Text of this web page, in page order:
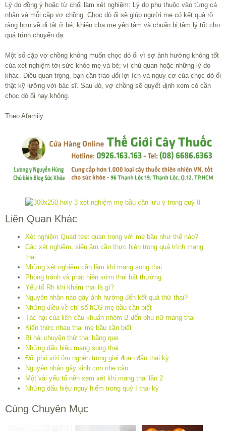
Lý do đồng ý hoặc từ chối làm xét nghiệm: Lý do phụ thuộc vào từng cá
nhân và mỗi cặp vợ chồng. Chọc dò ối sẽ giúp người mẹ có kết quả rõ
ràng hơn về dị tật ở bé, khiến cha mẹ yên tâm và chuẩn bị tâm lý tốt cho
quá trình chuyển dạ.
Một số cặp vợ chồng không muốn chọc dò ối vì sợ ảnh hưởng không tốt
của xét nghiệm tới sức khỏe mẹ và bé; vì chủ quan hoặc những lý do
khác. Điều quan trọng, bạn cần trao đổi lợi ích và nguy cơ của chọc dò ối
thật kỹ lưỡng với bác sĩ. Sau đó, vợ chồng sẽ quyết định xem có cần
chọc dò ối hay không.
Theo Afamily
Liên Quan Khác
Xét nghiệm Quad test quan trọng với mẹ bầu như thế nào?
Các xét nghiệm, siêu âm cần thực hiện trong quá trình mang
thai
Những xét nghiệm cần làm khi mang song thai
Phòng tránh và phát hiện sớm thai bất thường
Yếu tố Rh khi khám thai là gì?
Nguyên nhân nào gây ảnh hưởng đến kết quả thử thai?
Những điều về chỉ số hCG mẹ bầu cần biết
Tác hại của liên cầu khuẩn nhóm B đến phụ nữ mang thai
Kiến thức nhau thai mẹ bầu cần biết
Bi hài chuyện thử thai bằng que
Những dấu hiệu mang song thai
Đối phó với ốm nghén trong giai đoạn đầu thai kỳ
Nguyên nhân gây sinh con nhẹ cân
Một vài yếu tố nên xem xét khi mang thai lần 2
Những dấu hiệu nguy hiểm trong quý I thai kỳ
Cùng Chuyên Mục